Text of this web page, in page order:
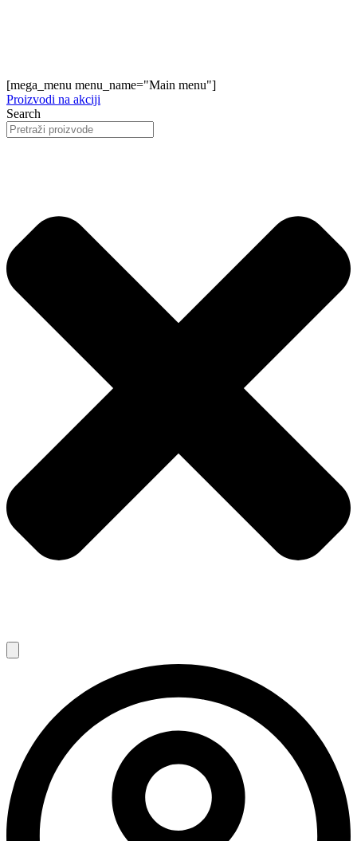
[mega_menu menu_name="Main menu"]
Proizvodi na akciji
Search